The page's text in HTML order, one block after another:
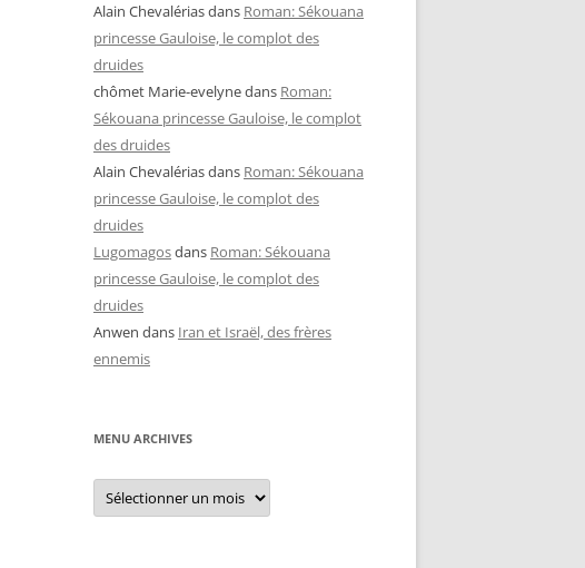
Alain Chevalériasdans Roman: Sékouana
princesse Gauloise, le complot des
druides
chômet Marie-evelynedans Roman:
Sékouana princesse Gauloise, le complot
des druides
Alain Chevalériasdans Roman: Sékouana
princesse Gauloise, le complot des
druides
Lugomagosdans Roman: Sékouana
princesse Gauloise, le complot des
druides
Anwen dans Iran et Israël, des frères
ennemis
MENU ARCHIVES
Menu
archives